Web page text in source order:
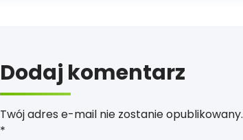
Dodaj komentarz
Twój adres e-mail nie zostanie opublikowany.
*